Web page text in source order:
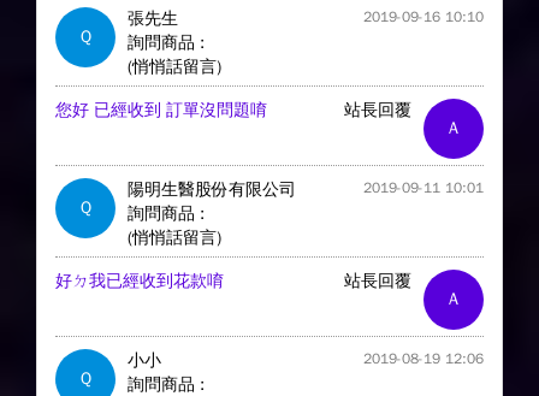
Q
張先生 2019-09-16 10:10
詢問商品 :
(悄悄話留言)
A
站長回覆
您好 已經收到 訂單沒問題唷
Q
陽明生醫股份有限公司 2019-09-11 10:01
詢問商品 :
(悄悄話留言)
A
站長回覆
好ㄉ我已經收到花款唷
Q
小小 2019-08-19 12:06
詢問商品 :